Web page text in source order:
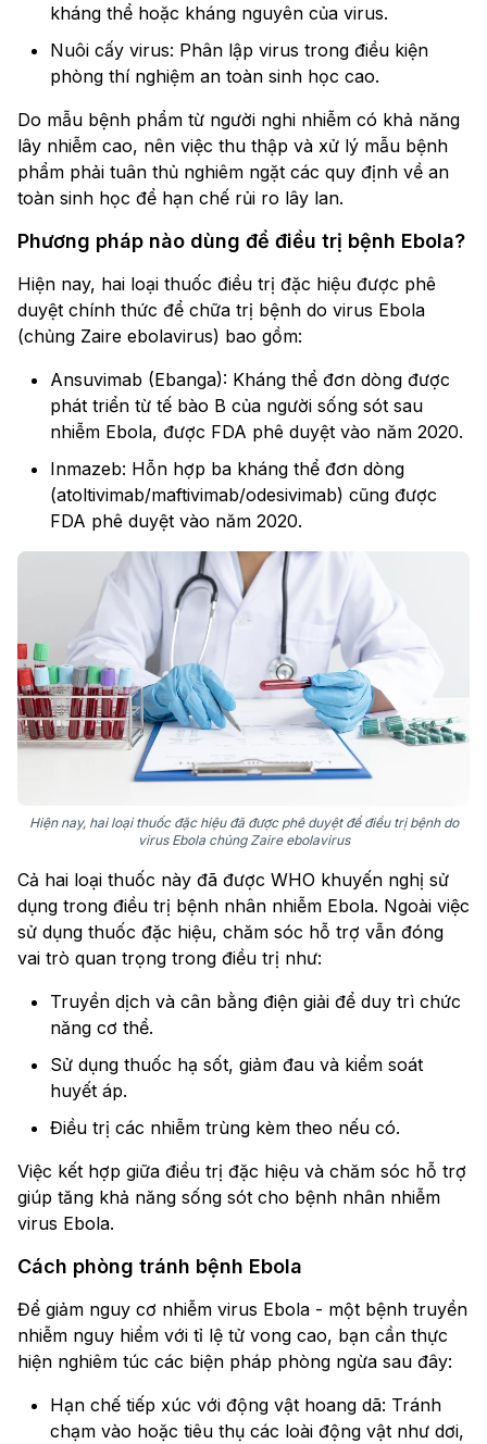
kháng thể hoặc kháng nguyên của virus.
Nuôi cấy virus: Phân lập virus trong điều kiện
phòng thí nghiệm an toàn sinh học cao.
Do mẫu bệnh phẩm từ người nghi nhiễm có khả năng
lây nhiễm cao, nên việc thu thập và xử lý mẫu bệnh
phẩm phải tuân thủ nghiêm ngặt các quy định về an
toàn sinh học để hạn chế rủi ro lây lan.
Phương pháp nào dùng để điều trị bệnh Ebola?
Hiện nay, hai loại thuốc điều trị đặc hiệu được phê
duyệt chính thức để chữa trị bệnh do virus Ebola
(chủng Zaire ebolavirus) bao gồm:
Ansuvimab (Ebanga): Kháng thể đơn dòng được
phát triển từ tế bào B của người sống sót sau
nhiễm Ebola, được FDA phê duyệt vào năm 2020.
Inmazeb: Hỗn hợp ba kháng thể đơn dòng
(atoltivimab/maftivimab/odesivimab) cũng được
FDA phê duyệt vào năm 2020.
Hiện nay, hai loại thuốc đặc hiệu đã được phê duyệt để điều trị bệnh do
virus Ebola chủng Zaire ebolavirus
Cả hai loại thuốc này đã được WHO khuyến nghị sử
dụng trong điều trị bệnh nhân nhiễm Ebola. Ngoài việc
sử dụng thuốc đặc hiệu, chăm sóc hỗ trợ vẫn đóng
vai trò quan trọng trong điều trị như:
Truyền dịch và cân bằng điện giải để duy trì chức
năng cơ thể.
Sử dụng thuốc hạ sốt, giảm đau và kiểm soát
huyết áp.
Điều trị các nhiễm trùng kèm theo nếu có.
Việc kết hợp giữa điều trị đặc hiệu và chăm sóc hỗ trợ
giúp tăng khả năng sống sót cho bệnh nhân nhiễm
virus Ebola.
Cách phòng tránh bệnh Ebola
Để giảm nguy cơ nhiễm virus Ebola - một bệnh truyền
nhiễm nguy hiểm với tỉ lệ tử vong cao, bạn cần thực
hiện nghiêm túc các biện pháp phòng ngừa sau đây:
Hạn chế tiếp xúc với động vật hoang dã: Tránh
chạm vào hoặc tiêu thụ các loài động vật như dơi,